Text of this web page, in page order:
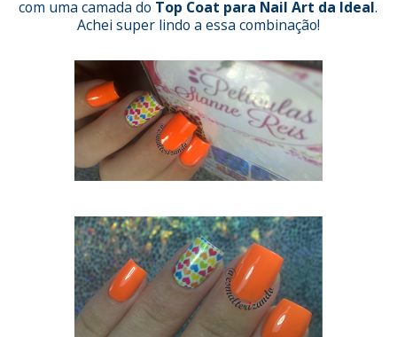
com uma camada do Top Coat para Nail Art da Ideal.
Achei super lindo a essa combinação!